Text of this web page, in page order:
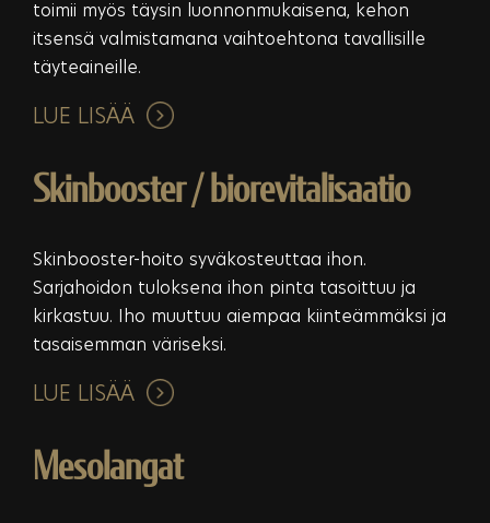
toimii myös täysin luonnonmukaisena, kehon
itsensä valmistamana vaihtoehtona tavallisille
täyteaineille.
LUE LISÄÄ
Skinbooster / biorevitalisaatio
Skinbooster-hoito syväkosteuttaa ihon.
Sarjahoidon tuloksena ihon pinta tasoittuu ja
kirkastuu. Iho muuttuu aiempaa kiinteämmäksi ja
tasaisemman väriseksi.
LUE LISÄÄ
Mesolangat